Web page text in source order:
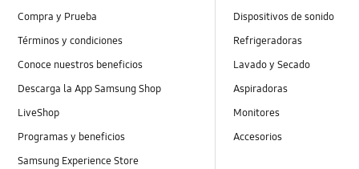
Compra y Prueba
Términos y condiciones
Conoce nuestros beneficios
Descarga la App Samsung Shop
LiveShop
Programas y beneficios
Samsung Experience Store
Dispositivos de sonido
Refrigeradoras
Lavado y Secado
Aspiradoras
Monitores
Accesorios